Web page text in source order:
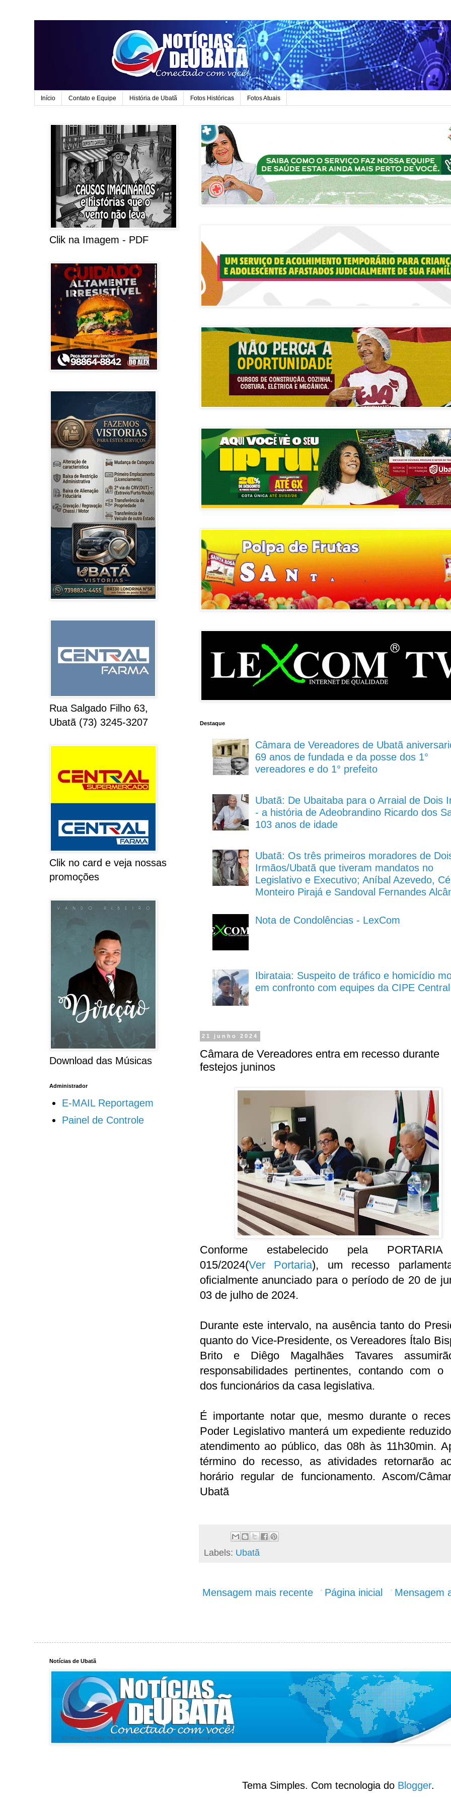
Início Contato e Equipe História de Ubatã Fotos Históricas Fotos Atuais
Destaque
Câmara de Vereadores de Ubatã
69 anos de fundada e da posse dos 1°
vereadores e do 1° prefeito
Ubatã: De Ubaitaba para o Arraial de Dois
- a história de Adeobrandino Ricardo dos
103 anos de idade
Ubatã: Os três primeiros moradores de
Irmãos/Ubatã que tiveram mandatos no
Legislativo e Executivo; Aníbal Azevedo,
Monteiro Pirajá e Sandoval Fernandes
Nota de Condolências - LexCom
Ibirataia: Suspeito de tráfico e homicídio
em confronto com equipes da CIPE Central
21 junho 2024
Câmara de Vereadores entra em recesso durante
festejos juninos
Conforme estabelecido pela
015/2024(Ver Portaria), um recesso
oficialmente anunciado para o período de 20 de
03 de julho de 2024.
Durante este intervalo, na ausência tanto do
quanto do Vice-Presidente, os Vereadores Ítalo
Brito e Diêgo Magalhães Tavares
responsabilidades pertinentes, contando com o
dos funcionários da casa legislativa.
É importante notar que, mesmo durante o
Poder Legislativo manterá um expediente
atendimento ao público, das 08h às 11h30min.
término do recesso, as atividades retornarão
horário regular de funcionamento. Ascom/
Ubatã
Labels: Ubatã
Mensagem mais recente Mensagem
Página inicial
Clik na Imagem - PDF
Rua Salgado Filho 63,
Ubatã (73) 3245-3207
Clik no card e veja nossas
promoções
Download das Músicas
Administrador
E-MAIL Reportagem
Painel de Controle
Notícias de Ubatã
Tema Simples. Com tecnologia do Blogger.